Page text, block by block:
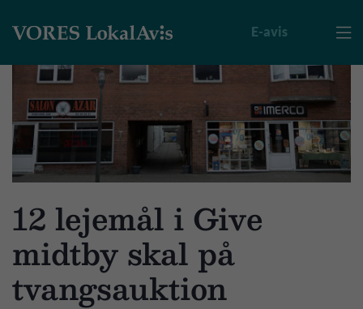

E-avis
12 lejemål i Give
midtby skal på
tvangsauktion